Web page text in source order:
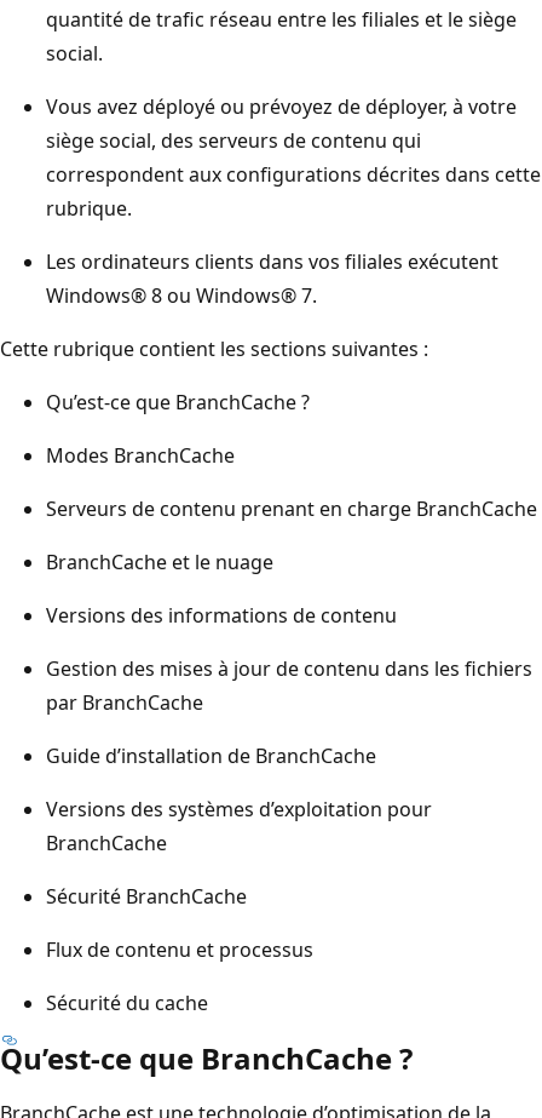
quantité de trafic réseau entre les filiales et le siège
social.
Vous avez déployé ou prévoyez de déployer, à votre
siège social, des serveurs de contenu qui
correspondent aux configurations décrites dans cette
rubrique.
Les ordinateurs clients dans vos filiales exécutent
Windows® 8 ou Windows® 7.
Cette rubrique contient les sections suivantes :
Qu’est-ce que BranchCache ?
Modes BranchCache
Serveurs de contenu prenant en charge BranchCache
BranchCache et le nuage
Versions des informations de contenu
Gestion des mises à jour de contenu dans les fichiers
par BranchCache
Guide d’installation de BranchCache
Versions des systèmes d’exploitation pour
BranchCache
Sécurité BranchCache
Flux de contenu et processus
Sécurité du cache
Qu’est-ce que BranchCache ?
BranchCache est une technologie d’optimisation de la